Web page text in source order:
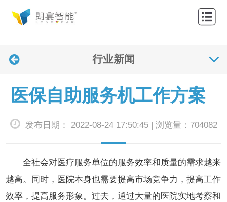
例
我
们
闻
资
行业新闻
医保自助服务机工作方案
发布日期： 2022-08-24 17:50:45 | 浏览量：704082
全社会对医疗服务单位的服务效率和质量的需求越来
越高。同时，医院本身也需要提高市场竞争力，提高工作
效率，提高服务形象。过去，通过大量的医院实地考察和